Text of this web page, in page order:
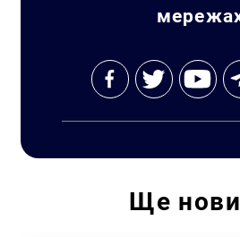
Ще